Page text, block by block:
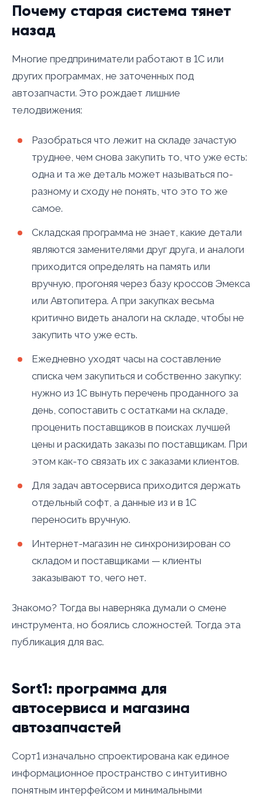
Почему старая система тянет
назад
Многие предприниматели работают в 1С или
других программах, не заточенных под
автозапчасти. Это рождает лишние
телодвижения:
Разобраться что лежит на складе зачастую
труднее, чем снова закупить то, что уже есть:
одна и та же деталь может называться по-
разному и сходу не понять, что это то же
самое.
Складская программа не знает, какие детали
являются заменителями друг друга, и аналоги
приходится определять на память или
вручную, прогоняя через базу кроссов Эмекса
или Автопитера. А при закупках весьма
критично видеть аналоги на складе, чтобы не
закупить что уже есть.
Ежедневно уходят часы на составление
списка чем закупиться и собственно закупку:
нужно из 1С вынуть перечень проданного за
день, сопоставить с остатками на складе,
проценить поставщиков в поисках лучшей
цены и раскидать заказы по поставщикам. При
этом как-то связать их с заказами клиентов.
Для задач автосервиса приходится держать
отдельный софт, а данные из и в 1С
переносить вручную.
Интернет-магазин не синхронизирован со
складом и поставщиками — клиенты
заказывают то, чего нет.
Знакомо? Тогда вы наверняка думали о смене
инструмента, но боялись сложностей. Тогда эта
публикация для вас.
Sort1: программа для
автосервиса и магазина
автозапчастей
Сорт1 изначально спроектирована как единое
информационное пространство с интуитивно
понятным интерфейсом и минимальными